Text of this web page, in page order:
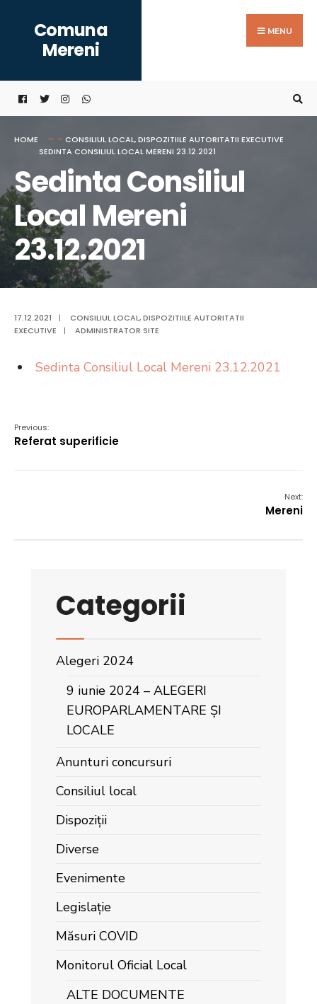
content
Comuna
Mereni
MENU
HOME CONSILIUL LOCAL,DISPOZITIILE AUTORITATII EXECUTIVE
SEDINTA CONSILIUL LOCAL MERENI 23.12.2021
Sedinta Consiliul
Local Mereni
23.12.2021
17.12.2021 | CONSILIUL LOCAL,DISPOZITIILE AUTORITATII
EXECUTIVE
| ADMINISTRATOR SITE
Sedinta Consiliul Local Mereni 23.12.2021
Previous:
Referat superificie
Next:
Mereni
Categorii
Alegeri 2024
9 iunie 2024 – ALEGERI
EUROPARLAMENTARE ȘI
LOCALE
Anunturi concursuri
Consiliul local
Dispoziții
Diverse
Evenimente
Legislație
Măsuri COVID
Monitorul Oficial Local
ALTE DOCUMENTE
for: